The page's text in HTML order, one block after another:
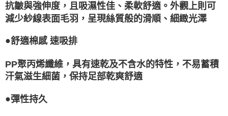
抗皺與強伸度，且吸濕性佳、柔軟舒適。外觀上則可
減少紗線表面毛羽，呈現絲質般的滑順、細緻光澤
●舒適棉感 速吸排
PP聚丙烯纖維，具有速乾及不含水的特性，不易蓄積
汗氣滋生細菌，保持足部乾爽舒適
●彈性持久